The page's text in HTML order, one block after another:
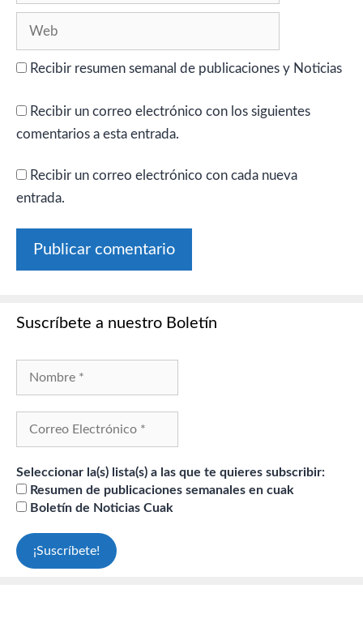
Recibir resumen semanal de publicaciones y Noticias
Recibir un correo electrónico con los siguientes
comentarios a esta entrada.
Recibir un correo electrónico con cada nueva
entrada.
Suscríbete a nuestro Boletín
Seleccionar la(s) lista(s) a las que te quieres subscribir:
Resumen de publicaciones semanales en cuak
Boletín de Noticias Cuak